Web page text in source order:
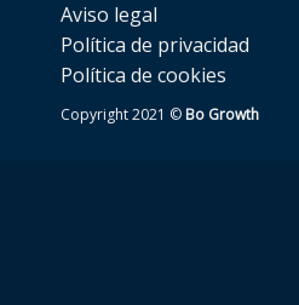
Aviso legal
Política de privacidad
Política de cookies
Copyright 2021 © Bo Growth